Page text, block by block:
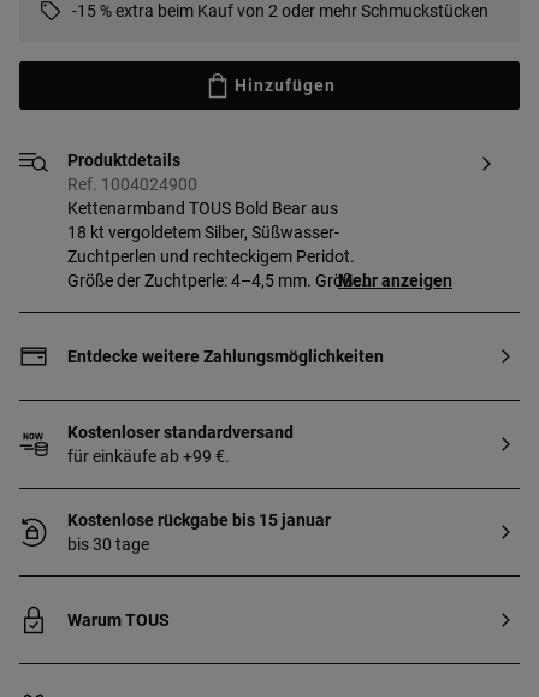
-15 % extra beim Kauf von 2 oder mehr Schmuckstücken
Hinzufügen
Produktdetails
Ref. 1004024900
Kettenarmband TOUS Bold Bear aus
18 kt vergoldetem Silber, Süßwasser-
Zuchtperlen und rechteckigem Peridot.
Größe der Zuchtperle: 4–4,5 mm. Größe
Karabinerverschluss. Gefertigt aus
Goldüberzug von 18 bis 23 kt. Diese
Qualität gewährleistet eine längere
Haltbarkeit des Schmuckstücks.
Mehr anzeigen
Entdecke weitere Zahlungsmöglichkeiten
Kostenloser standardversand
für einkäufe ab +99 €.
Kostenlose rückgabe bis 15 januar
bis 30 tage
Warum TOUS